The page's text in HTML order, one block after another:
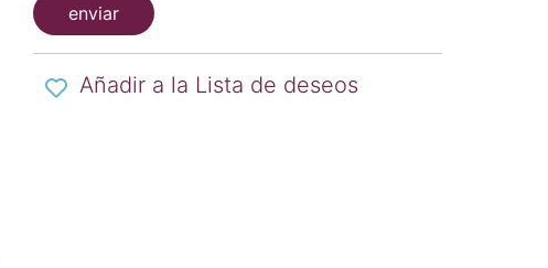
enviar
Añadir a la Lista de deseos